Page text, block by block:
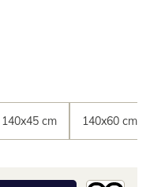
140x45 cm 140x60 cm